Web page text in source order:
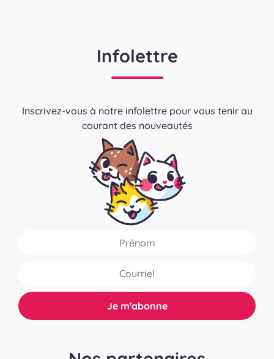
Infolettre
Inscrivez-vous à notre infolettre pour vous tenir au
courant des nouveautés